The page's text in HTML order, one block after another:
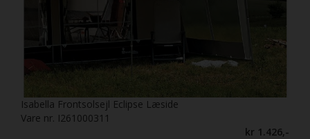
Isabella Frontsolsejl Eclipse Læside
Vare nr. I261000311
kr 1.426,-